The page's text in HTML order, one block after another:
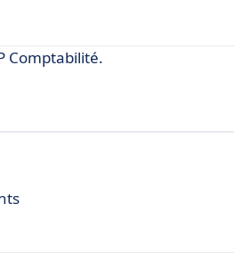
Comptabilité.